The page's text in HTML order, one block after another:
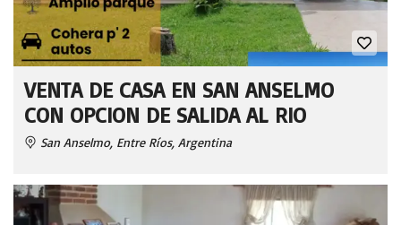
VENTA DE CASA EN SAN ANSELMO
CON OPCION DE SALIDA AL RIO
San Anselmo, Entre Ríos, Argentina